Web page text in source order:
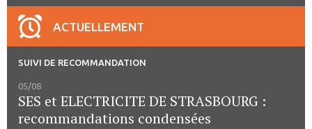
ACTUELLEMENT
SUIVI DE RECOMMANDATION
05/08
SES et ELECTRICITE DE STRASBOURG :
recommandations condensées